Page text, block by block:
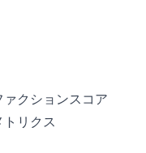
クションスコア
リクス